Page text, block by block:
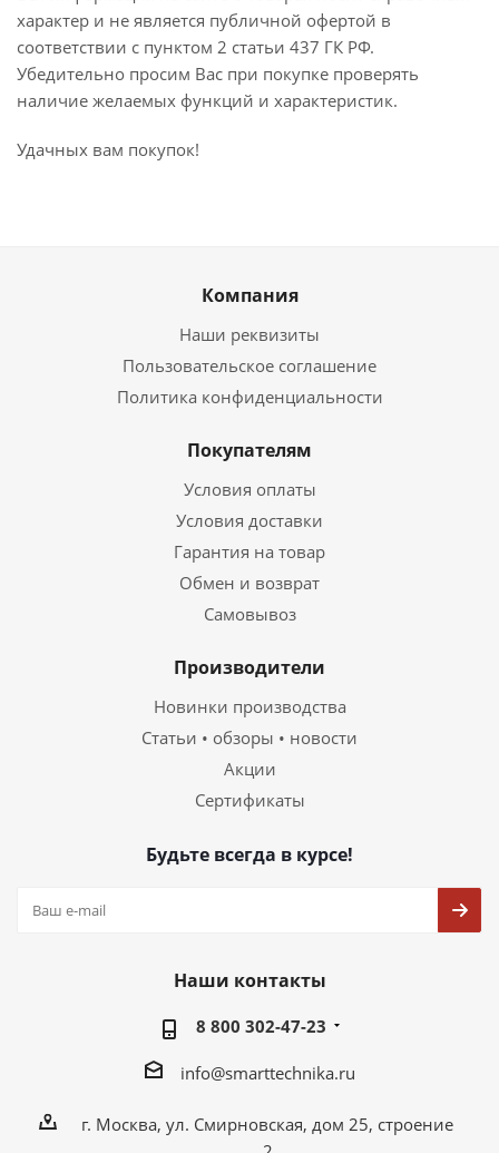
характер и не является публичной офертой в
соответствии с пунктом 2 статьи 437 ГК РФ.
Убедительно просим Вас при покупке проверять
наличие желаемых функций и характеристик.
Удачных вам покупок!
Компания
Наши реквизиты
Пользовательское соглашение
Политика конфиденциальности
Покупателям
Условия оплаты
Условия доставки
Гарантия на товар
Обмен и возврат
Самовывоз
Производители
Новинки производства
Статьи • обзоры • новости
Акции
Сертификаты
Будьте всегда в курсе!
Наши контакты
8 800 302-47-23
info@smarttechnika.ru
г. Москва, ул. Смирновская, дом 25, строение